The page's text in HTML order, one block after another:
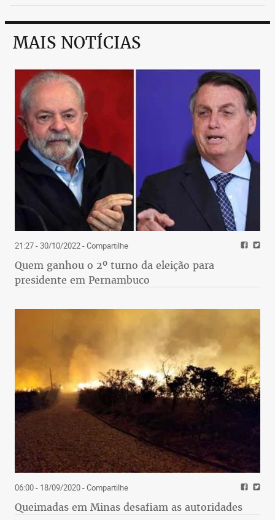
MAIS NOTÍCIAS
21:27 - 30/10/2022- Compartilhe
Quem ganhou o 2º turno da eleição para
presidente em Pernambuco
06:00 - 18/09/2020- Compartilhe
Queimadas em Minas desafiam as autoridades